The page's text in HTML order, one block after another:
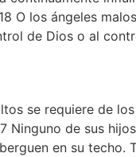
O los ángeles
de Dios o al
se requiere de
Ninguno de sus
en su